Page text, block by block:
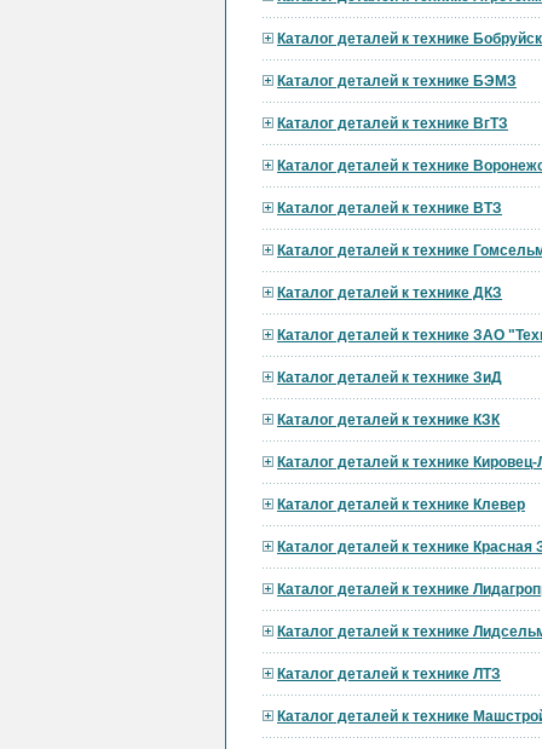
Каталог деталей к технике
Каталог деталей к технике БЭМЗ
Каталог деталей к технике ВгТЗ
Каталог деталей к технике
Каталог деталей к технике ВТЗ
Каталог деталей к технике
Каталог деталей к технике ДКЗ
Каталог деталей к технике ЗАО
Каталог деталей к технике ЗиД
Каталог деталей к технике КЗК
Каталог деталей к технике
Каталог деталей к технике Клевер
Каталог деталей к технике Красная
Каталог деталей к технике
Каталог деталей к технике
Каталог деталей к технике ЛТЗ
Каталог деталей к технике